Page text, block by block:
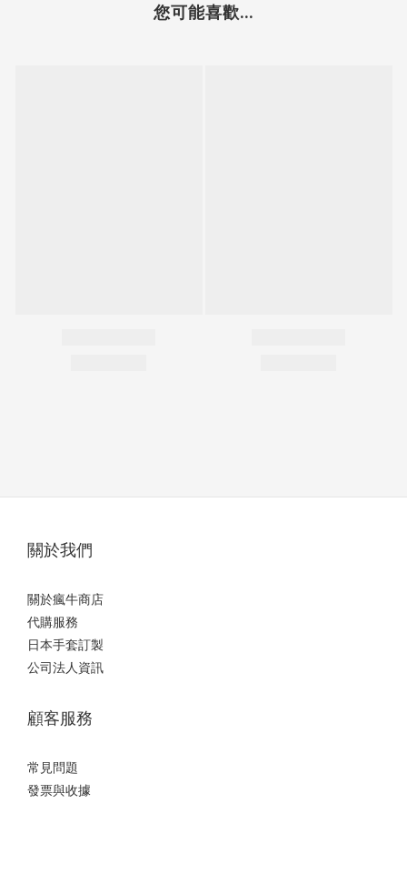
您可能喜歡...
關於我們
關於瘋牛商店
代購服務
日本手套訂製
公司法人資訊
顧客服務
常見問題
發票與收據